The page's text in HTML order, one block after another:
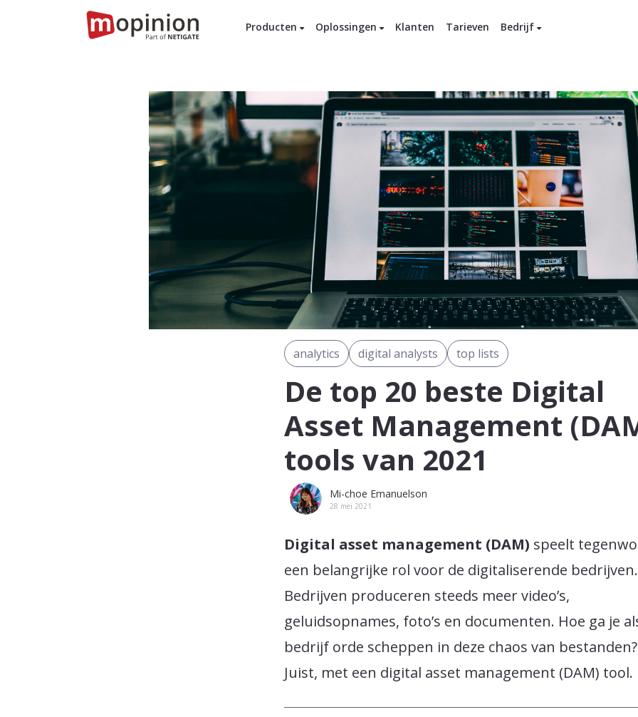
Producten Oplossingen Klanten Tarieven Bedrijf
analytics digital analysts top lists
De top 20 beste Digital
Asset Management
tools van 2021
Mi-choe Emanuelson
28 mei 2021
Digital asset management (DAM) speelt
een belangrijke rol voor de digitaliserende bedrijven.
Bedrijven produceren steeds meer video’s,
geluidsopnames, foto’s en documenten. Hoe ga je
bedrijf orde scheppen in deze chaos van bestanden?
Juist, met een digital asset management (DAM) tool.